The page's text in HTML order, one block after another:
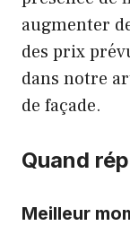
augmenter
des prix
dans notre
de façade.
Quand
Meilleur